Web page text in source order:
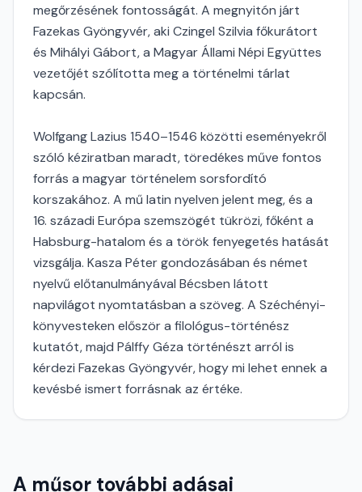
megőrzésének fontosságát. A megnyitón járt
Fazekas Gyöngyvér, aki Czingel Szilvia főkurátort
és Mihályi Gábort, a Magyar Állami Népi Együttes
vezetőjét szólította meg a történelmi tárlat
kapcsán.
Wolfgang Lazius 1540–1546 közötti eseményekről
szóló kéziratban maradt, töredékes műve fontos
forrás a magyar történelem sorsfordító
korszakához. A mű latin nyelven jelent meg, és a
16. századi Európa szemszögét tükrözi, főként a
Habsburg-hatalom és a török fenyegetés hatását
vizsgálja. Kasza Péter gondozásában és német
nyelvű előtanulmányával Bécsben látott
napvilágot nyomtatásban a szöveg. A Széchényi-
könyvesteken először a filológus-történész
kutatót, majd Pálffy Géza történészt arról is
kérdezi Fazekas Gyöngyvér, hogy mi lehet ennek a
kevésbé ismert forrásnak az értéke.
A műsor további adásai